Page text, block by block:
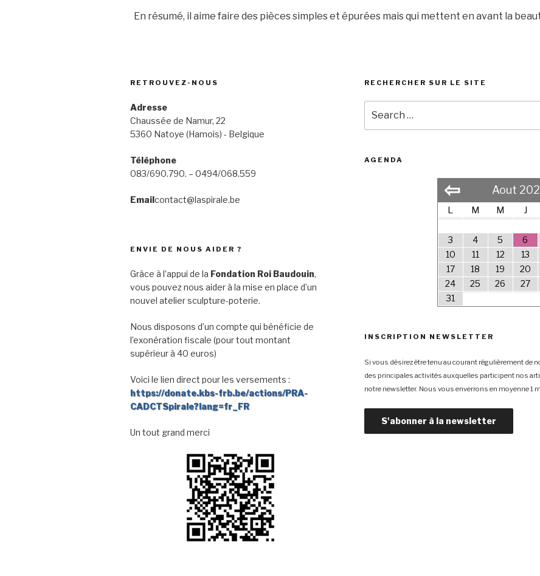
En résumé, il aime faire des pièces simples et épurées mais qui mettent en avant la
RETROUVEZ-NOUS
Adresse
Chaussée de Namur, 22
5360 Natoye (Hamois) - Belgique
Téléphone
083/690.790. – 0494/068.559
Emailcontact@laspirale.be
ENVIE DE NOUS AIDER ?
Grâce à l’appui de la Fondation Roi Baudouin,
vous pouvez nous aider à la mise en place d’un
nouvel atelier sculpture-poterie.
Nous disposons d’un compte qui bénéficie de
l’exonération fiscale (pour tout montant
supérieur à 40 euros)
Voici le lien direct pour les versements :
https://donate.kbs-frb.be/actions/PRA-
CADCTSpirale?lang=fr_FR
Un tout grand merci
RECHERCHER SUR LE SITE
for:
AGENDA
⇦ Aout
L M M J
3
4 5 6
10
11 12 13
17
18 19 20
24
25 26 27
31
INSCRIPTION NEWSLETTER
Si vous désirez être tenu au courant régulièrement
des principales activités auxquelles participent nos
notre newsletter. Nous vous enverrons en moyenne 1